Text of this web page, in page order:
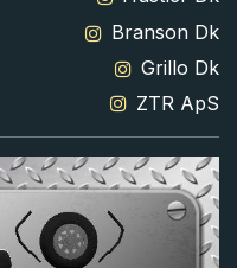
Branson Dk
Grillo Dk
ZTR ApS